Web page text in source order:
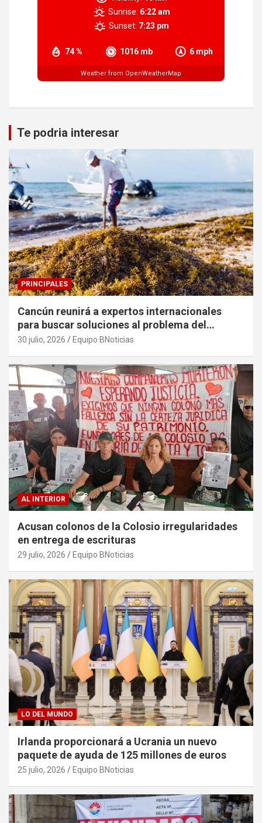
74 % 1016 mb 6 mph
Sunrise: 6:22 am
Sunset: 7:23 pm
Weather from OpenWeatherMap
Te podria interesar
PRINCIPALES
Cancún reunirá a expertos internacionales
para buscar soluciones al problema del
sargazo
30 julio, 2026 Equipo BNoticias
AL INTERIOR
Acusan colonos de la Colosio irregularidades
en entrega de escrituras
29 julio, 2026 Equipo BNoticias
LO DEL MUNDO
Irlanda proporcionará a Ucrania un nuevo
paquete de ayuda de 125 millones de euros
25 julio, 2026 Equipo BNoticias